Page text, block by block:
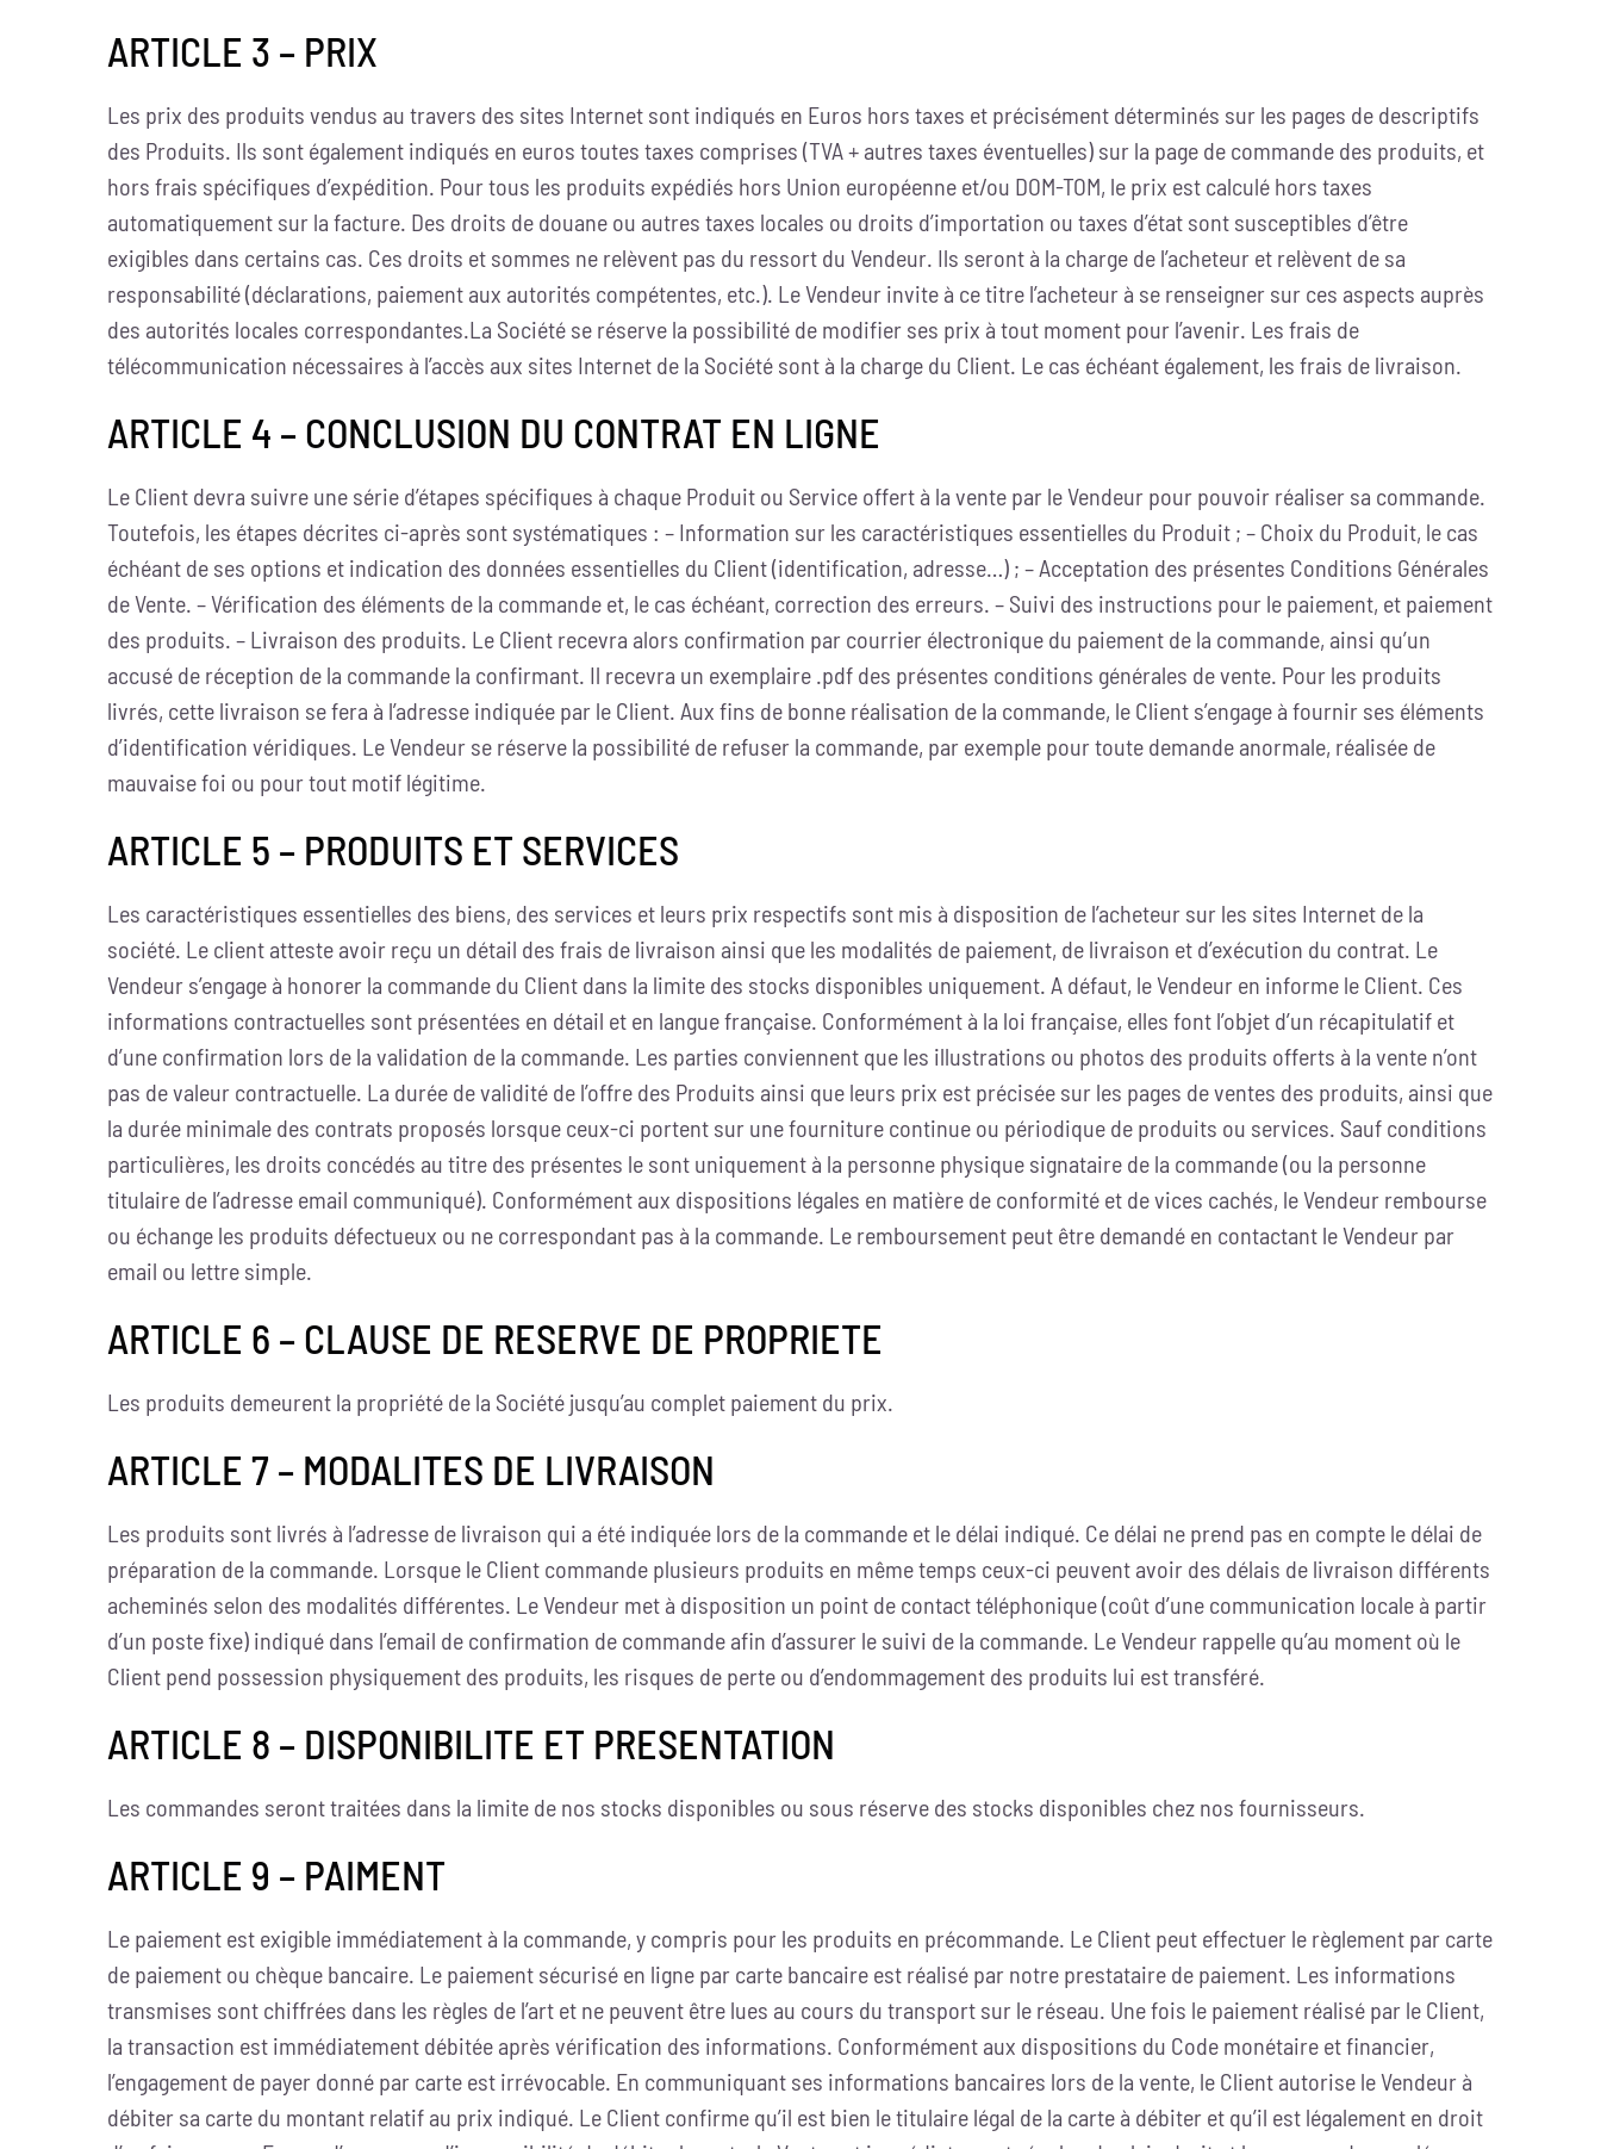
ARTICLE 3 – PRIX
Les prix des produits vendus au travers des sites Internet sont indiqués en Euros hors taxes et précisément déterminés sur les pages de descriptifs
des Produits. Ils sont également indiqués en euros toutes taxes comprises (TVA + autres taxes éventuelles) sur la page de commande des produits, et
hors frais spécifiques d’expédition. Pour tous les produits expédiés hors Union européenne et/ou DOM-TOM, le prix est calculé hors taxes
automatiquement sur la facture. Des droits de douane ou autres taxes locales ou droits d’importation ou taxes d’état sont susceptibles d’être
exigibles dans certains cas. Ces droits et sommes ne relèvent pas du ressort du Vendeur. Ils seront à la charge de l’acheteur et relèvent de sa
responsabilité (déclarations, paiement aux autorités compétentes, etc.). Le Vendeur invite à ce titre l’acheteur à se renseigner sur ces aspects auprès
des autorités locales correspondantes.La Société se réserve la possibilité de modifier ses prix à tout moment pour l’avenir. Les frais de
télécommunication nécessaires à l’accès aux sites Internet de la Société sont à la charge du Client. Le cas échéant également, les frais de livraison.
ARTICLE 4 – CONCLUSION DU CONTRAT EN LIGNE
Le Client devra suivre une série d’étapes spécifiques à chaque Produit ou Service offert à la vente par le Vendeur pour pouvoir réaliser sa commande.
Toutefois, les étapes décrites ci-après sont systématiques : – Information sur les caractéristiques essentielles du Produit ; – Choix du Produit, le cas
échéant de ses options et indication des données essentielles du Client (identification, adresse…) ; – Acceptation des présentes Conditions Générales
de Vente. – Vérification des éléments de la commande et, le cas échéant, correction des erreurs. – Suivi des instructions pour le paiement, et paiement
des produits. – Livraison des produits. Le Client recevra alors confirmation par courrier électronique du paiement de la commande, ainsi qu’un
accusé de réception de la commande la confirmant. Il recevra un exemplaire .pdf des présentes conditions générales de vente. Pour les produits
livrés, cette livraison se fera à l’adresse indiquée par le Client. Aux fins de bonne réalisation de la commande, le Client s’engage à fournir ses éléments
d’identification véridiques. Le Vendeur se réserve la possibilité de refuser la commande, par exemple pour toute demande anormale, réalisée de
mauvaise foi ou pour tout motif légitime.
ARTICLE 5 – PRODUITS ET SERVICES
Les caractéristiques essentielles des biens, des services et leurs prix respectifs sont mis à disposition de l’acheteur sur les sites Internet de la
société. Le client atteste avoir reçu un détail des frais de livraison ainsi que les modalités de paiement, de livraison et d’exécution du contrat. Le
Vendeur s’engage à honorer la commande du Client dans la limite des stocks disponibles uniquement. A défaut, le Vendeur en informe le Client. Ces
informations contractuelles sont présentées en détail et en langue française. Conformément à la loi française, elles font l’objet d’un récapitulatif et
d’une confirmation lors de la validation de la commande. Les parties conviennent que les illustrations ou photos des produits offerts à la vente n’ont
pas de valeur contractuelle. La durée de validité de l’offre des Produits ainsi que leurs prix est précisée sur les pages de ventes des produits, ainsi que
la durée minimale des contrats proposés lorsque ceux-ci portent sur une fourniture continue ou périodique de produits ou services. Sauf conditions
particulières, les droits concédés au titre des présentes le sont uniquement à la personne physique signataire de la commande (ou la personne
titulaire de l’adresse email communiqué). Conformément aux dispositions légales en matière de conformité et de vices cachés, le Vendeur rembourse
ou échange les produits défectueux ou ne correspondant pas à la commande. Le remboursement peut être demandé en contactant le Vendeur par
email ou lettre simple.
ARTICLE 6 – CLAUSE DE RESERVE DE PROPRIETE
Les produits demeurent la propriété de la Société jusqu’au complet paiement du prix.
ARTICLE 7 – MODALITES DE LIVRAISON
Les produits sont livrés à l’adresse de livraison qui a été indiquée lors de la commande et le délai indiqué. Ce délai ne prend pas en compte le délai de
préparation de la commande. Lorsque le Client commande plusieurs produits en même temps ceux-ci peuvent avoir des délais de livraison différents
acheminés selon des modalités différentes. Le Vendeur met à disposition un point de contact téléphonique (coût d’une communication locale à partir
d’un poste fixe) indiqué dans l’email de confirmation de commande afin d’assurer le suivi de la commande. Le Vendeur rappelle qu’au moment où le
Client pend possession physiquement des produits, les risques de perte ou d’endommagement des produits lui est transféré.
ARTICLE 8 – DISPONIBILITE ET PRESENTATION
Les commandes seront traitées dans la limite de nos stocks disponibles ou sous réserve des stocks disponibles chez nos fournisseurs.
ARTICLE 9 – PAIMENT
Le paiement est exigible immédiatement à la commande, y compris pour les produits en précommande. Le Client peut effectuer le règlement par carte
de paiement ou chèque bancaire. Le paiement sécurisé en ligne par carte bancaire est réalisé par notre prestataire de paiement. Les informations
transmises sont chiffrées dans les règles de l’art et ne peuvent être lues au cours du transport sur le réseau. Une fois le paiement réalisé par le Client,
la transaction est immédiatement débitée après vérification des informations. Conformément aux dispositions du Code monétaire et financier,
l’engagement de payer donné par carte est irrévocable. En communiquant ses informations bancaires lors de la vente, le Client autorise le Vendeur à
débiter sa carte du montant relatif au prix indiqué. Le Client confirme qu’il est bien le titulaire légal de la carte à débiter et qu’il est légalement en droit